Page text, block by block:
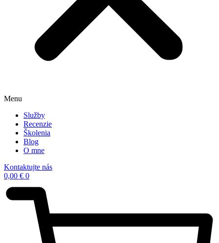
Menu
Služby
Recenzie
Školenia
Blog
O mne
Kontaktujte nás
0,00 € 0